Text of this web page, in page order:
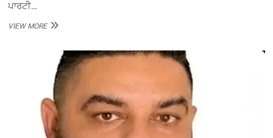
ਪਾਰਟੀ…
VIEW MOREਪੰਜਾਬ
2026
ਕੀਤਾ
ਗਿਆ
ਆਯੋਜਨ,
ਨਸ਼ਿਆਂ
ਨਾਂਹ